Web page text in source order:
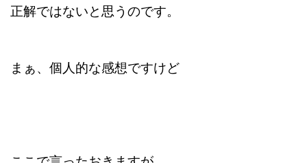
正解ではないと思うのです。
まぁ、個人的な感想ですけど